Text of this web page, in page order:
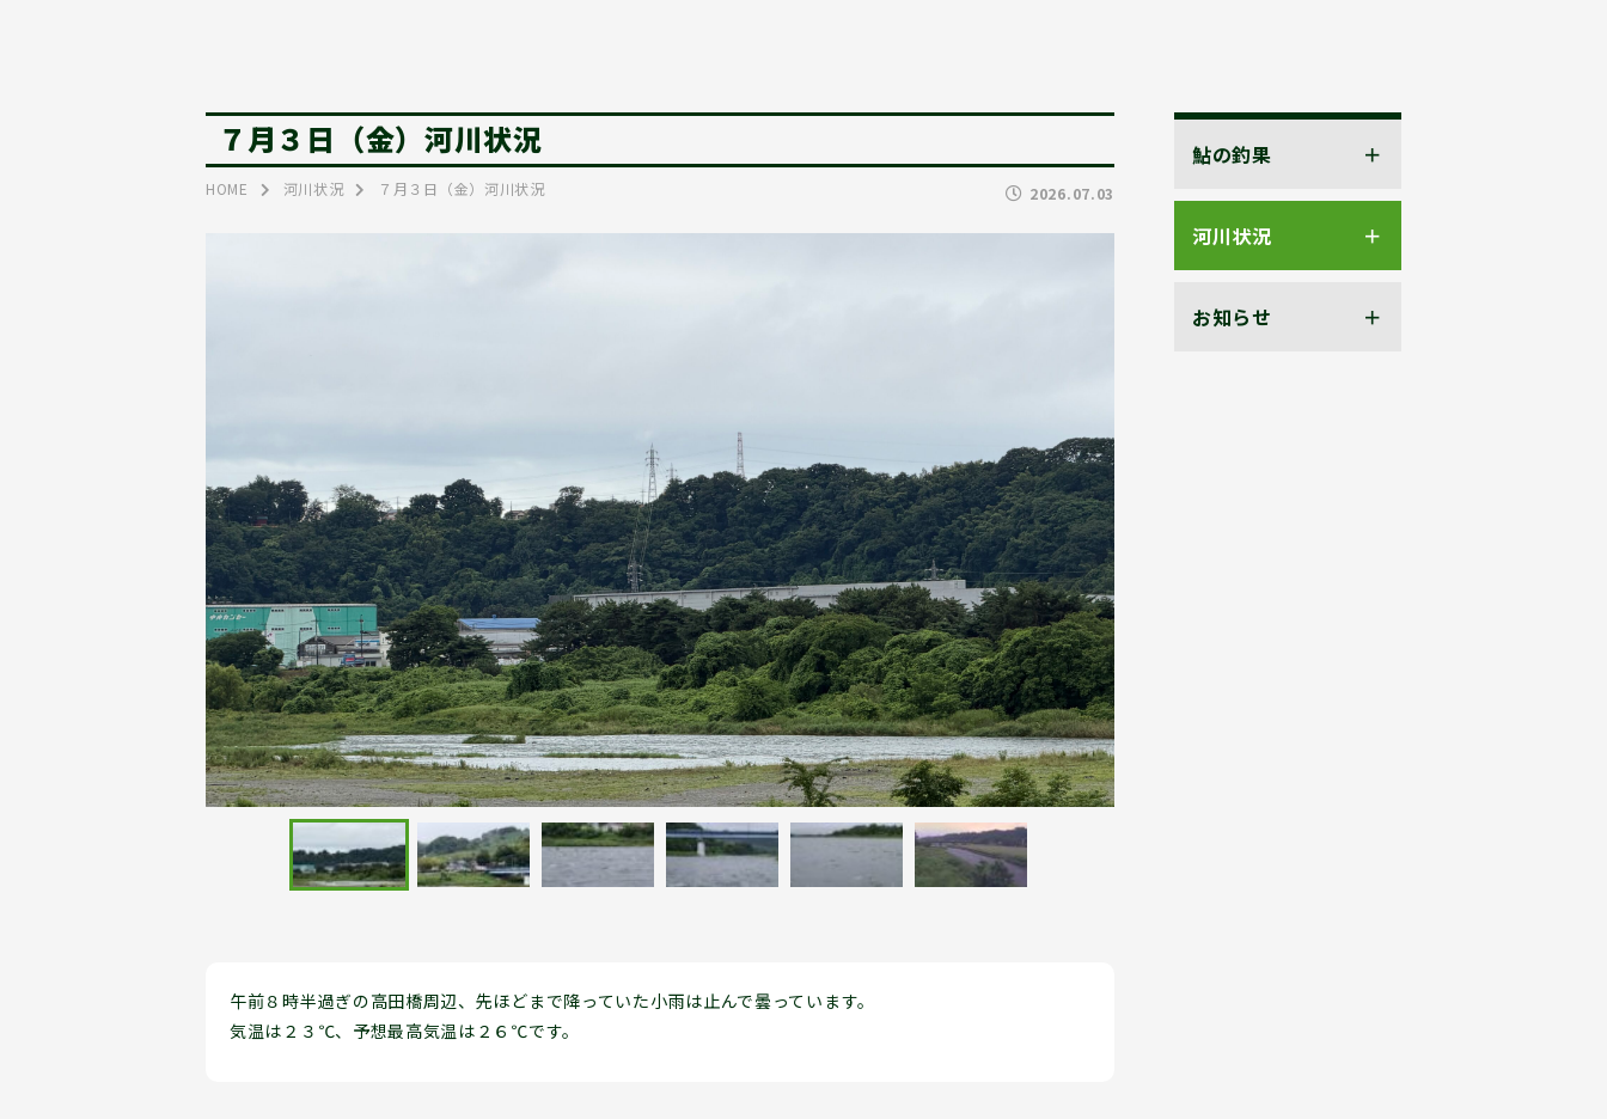
７月３日（金）河川状況
HOME 河川状況 ７月３日（金）河川状況 2026.07.03
午前８時半過ぎの高田橋周辺、先ほどまで降っていた小雨は止んで曇っています。
気温は２３℃、予想最高気温は２６℃です。
鮎の釣果
河川状況
お知らせ